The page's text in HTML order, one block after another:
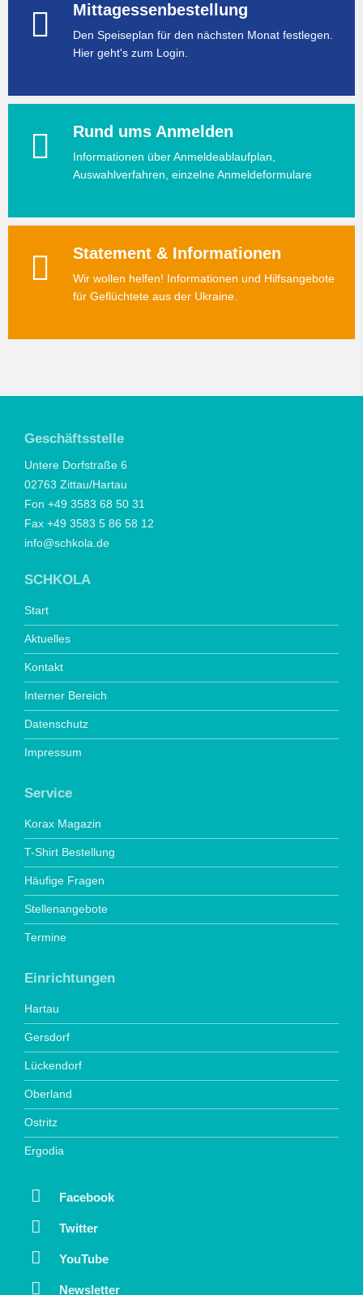
Mittagessenbestellung
Den Speiseplan für den nächsten Monat festlegen.
Hier geht's zum Login.
Rund ums Anmelden
Informationen über Anmeldeablaufplan,
Auswahlverfahren, einzelne Anmeldeformulare
Statement & Informationen
Wir wollen helfen! Informationen und Hilfsangebote
für Geflüchtete aus der Ukraine.
Geschäftsstelle
Untere Dorfstraße 6
02763 Zittau/Hartau
Fon +49 3583 68 50 31
Fax +49 3583 5 86 58 12
info@schkola.de
SCHKOLA
Start
Aktuelles
Kontakt
Interner Bereich
Datenschutz
Impressum
Service
Korax Magazin
T-Shirt Bestellung
Häufige Fragen
Stellenangebote
Termine
Einrichtungen
Hartau
Gersdorf
Lückendorf
Oberland
Ostritz
Ergodia
Facebook
Twitter
YouTube
Newsletter